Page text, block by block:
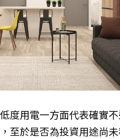
度用電一方面代表確實
至於是否為投資用途尚